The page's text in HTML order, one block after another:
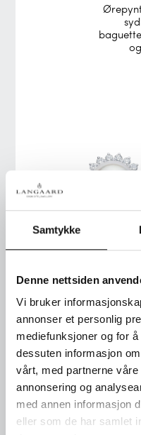
Samtykke
Denne nettsiden
Vi bruker
annonser et personlig
mediefunksjoner og for
dessuten informasjon
vårt, med partnerne
annonsering og
med annen informasjon
eller som de har samlet